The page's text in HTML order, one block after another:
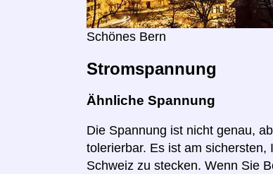
Schönes Bern
Stromspannung
Ähnliche Spannung
Die Spannung ist nicht genau,
tolerierbar. Es ist am
Schweiz zu stecken. Wenn Sie